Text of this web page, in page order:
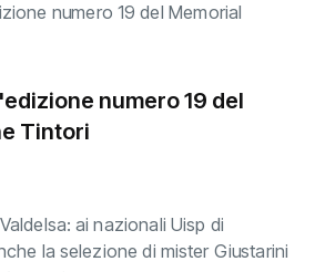
numero 19 del
Tintori